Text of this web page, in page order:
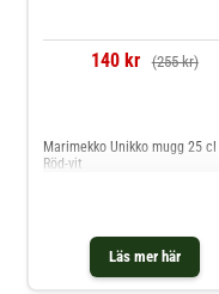
140 kr (255 kr)
Läs mer här
Marimekko Unikko mugg 25 cl
Röd-vit